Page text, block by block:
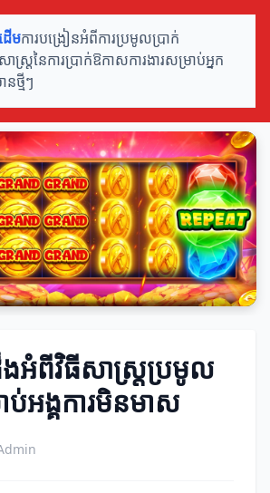
ើមការបង្រៀនអំពីការប្រមូលប្រាក់
ាស្ត្រនៃការប្រាក់ឱកាសការងារសម្រាប់អ្នក
នថ្មីៗ
អំពីវិធីសាស្ត្រប្រមូល
ប់អង្គការមិនមាស